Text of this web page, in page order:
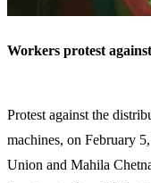
Workers protest
Protest against the
machines, on February
Union and Mahila